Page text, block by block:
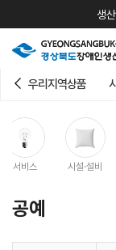
생
우리지역상품
서비스 시설·설비
공예